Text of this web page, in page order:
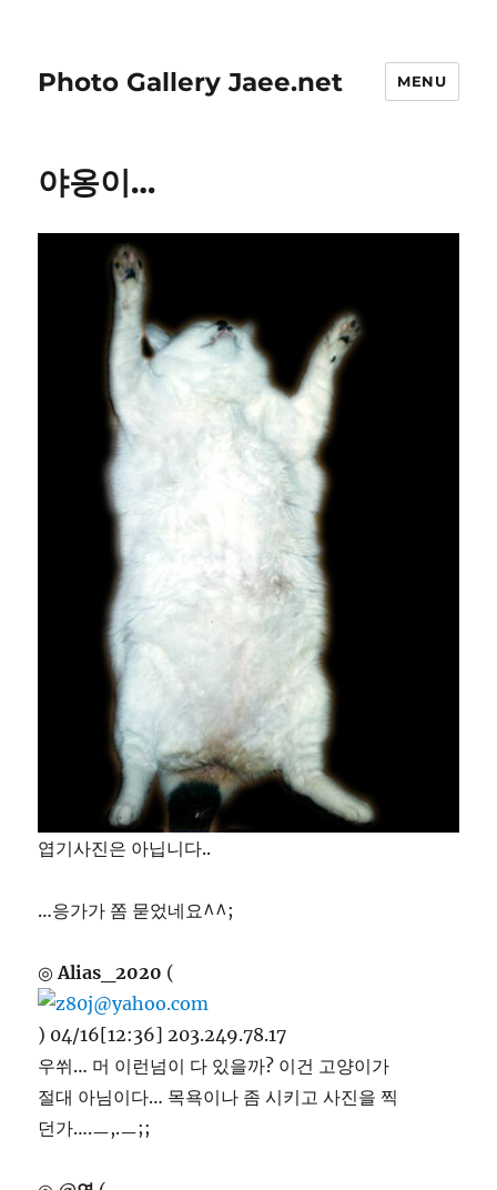
Photo Gallery Jaee.net MENU
야옹이…
엽기사진은 아닙니다..
…응가가 쫌 묻었네요^^;
◎Alias_2020 (
) 04/16[12:36] 203.249.78.17
우쒸… 머 이런넘이 다 있을까? 이건 고양이가
절대 아님이다… 목욕이나 좀 시키고 사진을 찍
던가….ㅡ,.ㅡ;;